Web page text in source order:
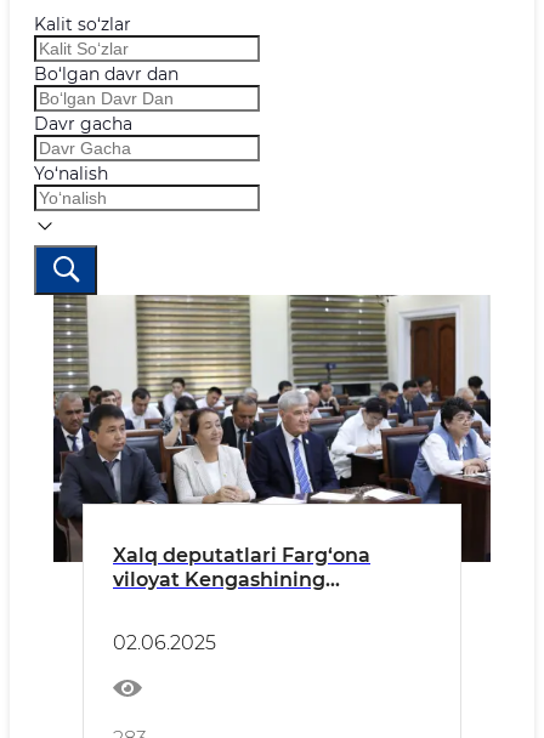
Kalit so‘zlar
Bo‘lgan davr dan
Davr gacha
Yo‘nalish
Xalq deputatlari Farg‘ona
viloyat Kengashining
02.06.2025